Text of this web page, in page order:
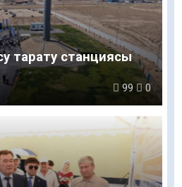
тарату станциясы
99 0